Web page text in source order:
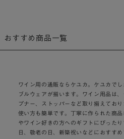
おすすめ商品一覧
ワイン用の通販ならケユカ。ケユカで
ブルウェアが揃います。ワイン用品は
プナー、ストッパーなど取り揃えてお
使い方も簡単です。丁寧に作られた商
やワイン好きの方へのギフトにぴった
日、敬老の日、新築祝いなどにおすす